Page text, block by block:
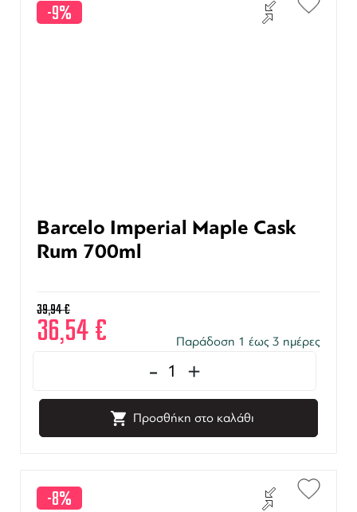
-9%
Barcelo Imperial Maple Cask
Rum 700ml
39,94€
36,54€ Παράδοση 1 έως 3 ημέρες
- +
Προσθήκη στο καλάθι
-8%